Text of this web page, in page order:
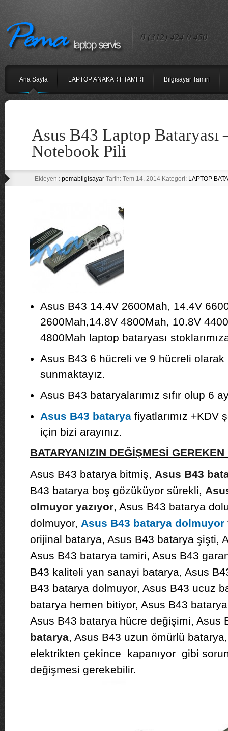
0 (312) 424 0 450
Ana Sayfa LAPTOP ANAKART TAMİRİ Bilgisayar Tamiri
Asus B43 Laptop Bataryası
Notebook Pili
Ekleyen : pemabilgisayarTarih: Tem 14, 2014 Kategori: LAPTOP
Asus B43 14.4V 2600Mah, 14.4V
2600Mah,14.8V 4800Mah, 10.8V
4800Mah laptop bataryası
Asus B43 6 hücreli ve 9 hücreli olarak
sunmaktayız.
Asus B43 bataryalarımız sıfır olup 6
Asus B43 bataryafiyatlarımız +KDV
için bizi arayınız.
BATARYANIZIN DEĞİŞMESİ
Asus B43 batarya bitmiş, Asus B43
B43 batarya boş gözüküyor sürekli,
olmuyor yazıyor, Asus B43 batarya
dolmuyor, Asus B43 batarya dolmuyor
orijinal batarya, Asus B43 batarya şişti,
Asus B43 batarya tamiri, Asus B43
B43 kaliteli yan sanayi batarya, Asus
B43 batarya dolmuyor, Asus B43 ucuz
batarya hemen bitiyor, Asus B43
Asus B43 batarya hücre değişimi, Asus
batarya, Asus B43 uzun ömürlü
elektrikten çekince kapanıyor gibi
değişmesi gerekebilir.